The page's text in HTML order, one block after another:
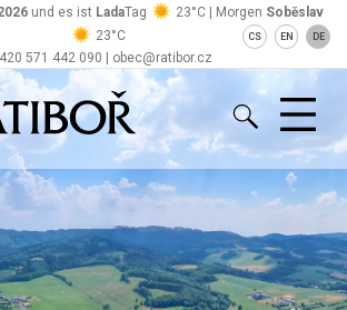
571 442 090 | obec@ratibor.cz
und es ist LadaTag 23°C | Morgen Soběslav
23°C
CS EN DE